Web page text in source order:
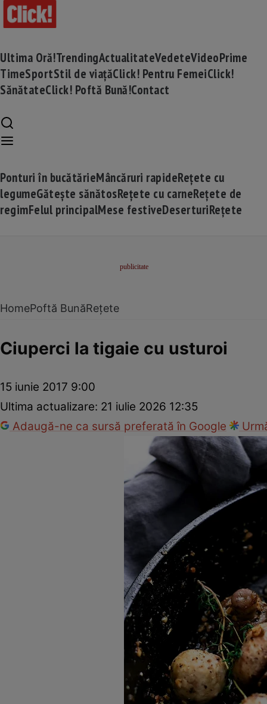
Ultima Oră!TrendingActualitateVedeteVideoPrime
TimeSportStil de viațăClick! Pentru FemeiClick!
SănătateClick! Poftă Bună!Contact
Ponturi în bucătărieMâncăruri rapideRețete cu
legumeGătește sănătosRețete cu carneRețete de
regimFelul principalMese festiveDeserturiRețete
HomePoftă BunăRețete
Ciuperci la tigaie cu usturoi
15 iunie 2017 9:00
Ultima actualizare: 21 iulie 2026 12:35
Adaugă-ne ca sursă preferată în Google